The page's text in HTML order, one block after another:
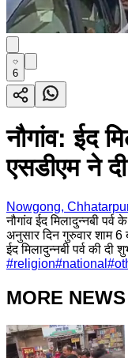
6
नौगांव: ईद
एसडीएम ने
Nowgong,
नौगांव ईद मिलादुन्नबी
अनुसार दिन गुरुवार शाम 6
ईद मिलादुन्नबी पर्व की दी
#religion#national #
MORE NEWS